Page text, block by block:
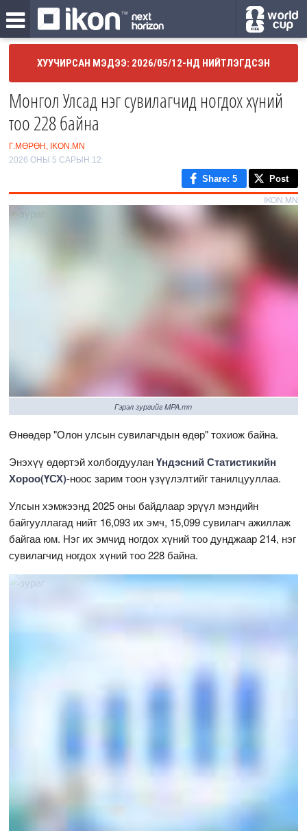
ХУУЧИРСАН МЭДЭЭ: 2026/05/12-НД НИЙТЛЭГДСЭН
Монгол Улсад нэг сувилагчид ногдох хүний
тоо 228 байна
Г.МӨРӨН, IKON.MN
2026 ОНЫ 5 САРЫН 12
Share: 5 Post
IKON.MN
Гэрэл зургийг MPA.mn
Өнөөдөр "Олон улсын сувилагчдын өдөр" тохиож байна.
Энэхүү өдөртэй холбогдууланҮндэсний Статистикийн
Хороо(ҮСХ)-ноос зарим тоон үзүүлэлтийг танилцууллаа.
Улсын хэмжээнд 2025 оны байдлаар эрүүл мэндийн
байгууллагад нийт 16,093 их эмч, 15,099 сувилагч ажиллаж
байгаа юм. Нэг их эмчид ногдох хүний тоо дунджаар 214, нэг
сувилагчид ногдох хүний тоо 228 байна.